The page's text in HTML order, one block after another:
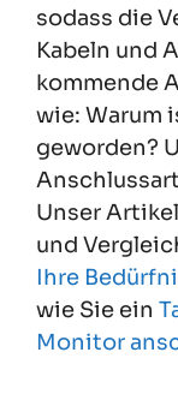
sodass die
Kabeln und
kommende
wie: Warum
geworden?
Unser
und
Ihre
wie Sie ein
Monitor